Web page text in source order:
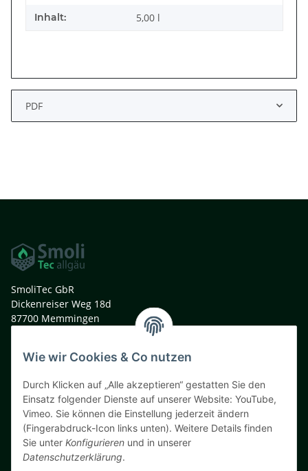
Wie wir Cookies & Co nutzen
Durch Klicken auf „Alle akzeptieren“ gestatten Sie den
Einsatz folgender Dienste auf unserer Website: YouTube,
Vimeo. Sie können die Einstellung jederzeit ändern
(Fingerabdruck-Icon links unten). Weitere Details finden
Sie unter Konfigurieren und in unserer
Datenschutzerklärung.
Inhalt: 5,00 l
PDF
SmoliTec GbR
Dickenreiser Weg 18d
87700 Memmingen
t. +49 (0)8331 991 33 44
info@smolitec.de
Informationen
Gesetzliche Informationen